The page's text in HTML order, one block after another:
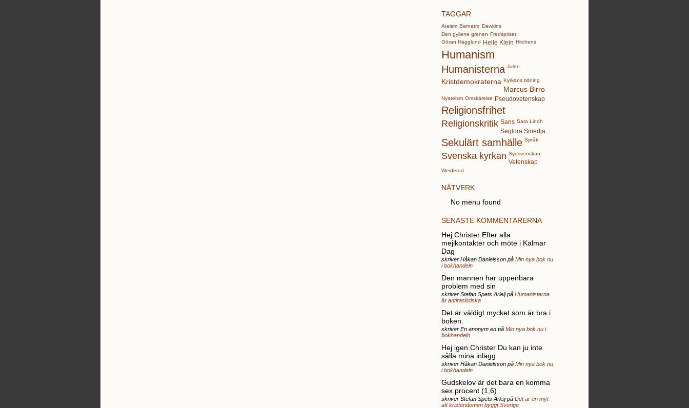
TAGGAR
Ateism Barnatro Dawkins
Den gyllene grenen Fredspriset
Göran Hägglund
Helle Klein Hitchens
Humanism
Humanisterna Julen
Kristdemokraterna Kyrkans tidning
Marcus Birro
Nyateism Omskärelse Pseudovetenskap
Religionsfrihet
Religionskritik Sans Sara Lindh
Seglora Smedja
Sekulärt samhälle Språk
Svenska kyrkan Sydsvenskan
Vetenskap
Weiderud
NÄTVERK
No menu found
SENASTE KOMMENTARERNA
Hej Christer Efter alla
mejlkontakter och möte i Kalmar
Dag
skriver Håkan Danielsson på Min nya bok nu
i bokhandeln
Den mannen har uppenbara
problem med sin
skriver Stefan Spets Arleij på Humanisterna
är antirasistiska
Det är väldigt mycket som är bra i
boken.
skriver En anonym en på Min nya bok nu i
bokhandeln
Hej igen Christer Du kan ju inte
sålla mina inlägg
skriver Håkan Danielsson på Min nya bok nu
i bokhandeln
Gudskelov är det bara en komma
sex procent (1,6)
skriver Stefan Spets Arleij på Det är en myt
att kristendomen byggt Sverige